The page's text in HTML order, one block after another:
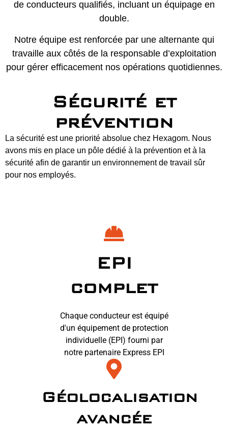
de conducteurs qualifiés, incluant un équipage en
double.
Notre équipe est renforcée par une alternante qui
travaille aux côtés de la responsable d’exploitation
pour gérer efficacement nos opérations quotidiennes.
Sécurité et
prévention
La sécurité est une priorité absolue chez Hexagom. Nous
avons mis en place un pôle dédié à la prévention et à la
sécurité afin de garantir un environnement de travail sûr
pour nos employés.
EPI
complet
Chaque conducteur est équipé
d'un équipement de protection
individuelle (EPI) fourni par
notre partenaire Express EPI
Géolocalisation
avancée